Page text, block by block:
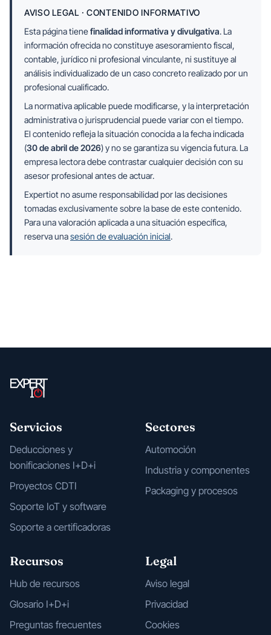
AVISO LEGAL · CONTENIDO INFORMATIVO
Esta página tienefinalidad informativa y divulgativa. La
información ofrecida no constituye asesoramiento fiscal,
contable, jurídico ni profesional vinculante, ni sustituye al
análisis individualizado de un caso concreto realizado por un
profesional cualificado.
La normativa aplicable puede modificarse, y la interpretación
administrativa o jurisprudencial puede variar con el tiempo.
El contenido refleja la situación conocida a la fecha indicada
(30 de abril de 2026) y no se garantiza su vigencia futura. La
empresa lectora debe contrastar cualquier decisión con su
asesor profesional antes de actuar.
Expertiot no asume responsabilidad por las decisiones
tomadas exclusivamente sobre la base de este contenido.
Para una valoración aplicada a una situación específica,
reserva unasesión de evaluación inicial.
Servicios
Deducciones y
bonificaciones I+D+i
Proyectos CDTI
Soporte IoT y software
Soporte a certificadoras
Sectores
Automoción
Industria y componentes
Packaging y procesos
Recursos
Hub de recursos
Glosario I+D+i
Preguntas frecuentes
Legal
Aviso legal
Privacidad
Cookies